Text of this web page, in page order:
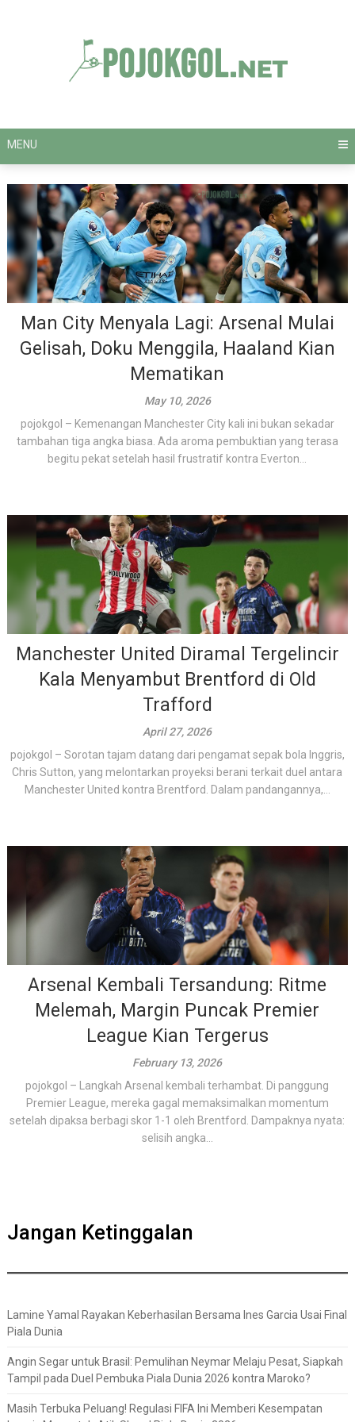
MENU
Man City Menyala Lagi: Arsenal Mulai
Gelisah, Doku Menggila, Haaland Kian
Mematikan
May 10, 2026
pojokgol – Kemenangan Manchester City kali ini bukan sekadar
tambahan tiga angka biasa. Ada aroma pembuktian yang terasa
begitu pekat setelah hasil frustratif kontra Everton...
Manchester United Diramal Tergelincir
Kala Menyambut Brentford di Old
Trafford
April 27, 2026
pojokgol – Sorotan tajam datang dari pengamat sepak bola Inggris,
Chris Sutton, yang melontarkan proyeksi berani terkait duel antara
Manchester United kontra Brentford. Dalam pandangannya,...
Arsenal Kembali Tersandung: Ritme
Melemah, Margin Puncak Premier
League Kian Tergerus
February 13, 2026
pojokgol – Langkah Arsenal kembali terhambat. Di panggung
Premier League, mereka gagal memaksimalkan momentum
setelah dipaksa berbagi skor 1-1 oleh Brentford. Dampaknya nyata:
selisih angka...
Jangan Ketinggalan
Lamine Yamal Rayakan Keberhasilan Bersama Ines Garcia Usai Final
Piala Dunia
Angin Segar untuk Brasil: Pemulihan Neymar Melaju Pesat, Siapkah
Tampil pada Duel Pembuka Piala Dunia 2026 kontra Maroko?
Masih Terbuka Peluang! Regulasi FIFA Ini Memberi Kesempatan